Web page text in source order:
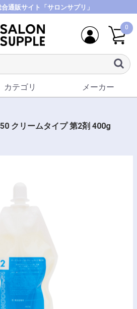
通販サイト「サロンサプリ」
0
カテゴリ メーカー
クリームタイプ 第2剤 400g